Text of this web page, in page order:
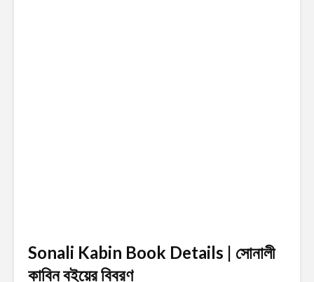
Sonali Kabin Book Details | সোনালী
কাবিনবইয়ের বিবরণ